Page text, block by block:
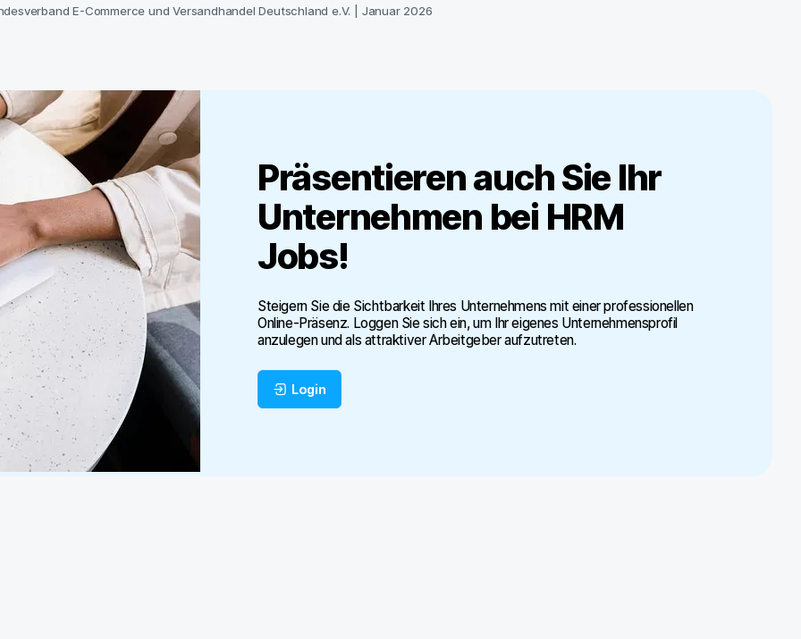
E-Commerce und Versandhandel Deutschland e.V. Januar 2026
Präsentieren auch Sie Ihr
Unternehmen bei HRM
Jobs!
Steigern Sie die Sichtbarkeit Ihres Unternehmens mit einer professionellen
Online-Präsenz. Loggen Sie sich ein, um Ihr eigenes Unternehmensprofil
anzulegen und als attraktiver Arbeitgeber aufzutreten.
Login